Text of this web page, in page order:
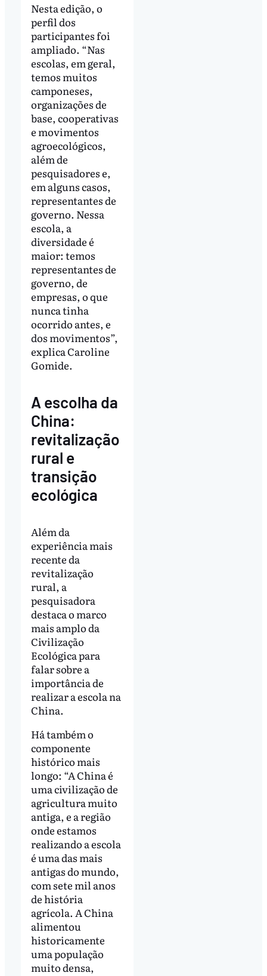
Nesta edição, o
perfil dos
participantes foi
ampliado. “Nas
escolas, em geral,
temos muitos
camponeses,
organizações de
base, cooperativas
e movimentos
agroecológicos,
além de
pesquisadores e,
em alguns casos,
representantes de
governo. Nessa
escola, a
diversidade é
maior: temos
representantes de
governo, de
empresas, o que
nunca tinha
ocorrido antes, e
dos movimentos”,
explica Caroline
Gomide.
A escolha da
China:
revitalização
rural e
transição
ecológica
Além da
experiência mais
recente da
revitalização
rural, a
pesquisadora
destaca o marco
mais amplo da
Civilização
Ecológica para
falar sobre a
importância de
realizar a escola na
China.
Há também o
componente
histórico mais
longo: “A China é
uma civilização de
agricultura muito
antiga, e a região
onde estamos
realizando a escola
é uma das mais
antigas do mundo,
com sete mil anos
de história
agrícola. A China
alimentou
historicamente
uma população
muito densa,